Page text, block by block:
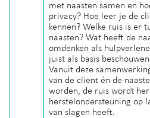
met naasten samen en
privacy? Hoe leer je de
kennen? Welke ruis is er
naasten? Wat heeft de
omdenken als
juist als basis
Vanuit deze
van de cliënt én de
worden, de ruis wordt
herstelondersteuning op
van slagen heeft.